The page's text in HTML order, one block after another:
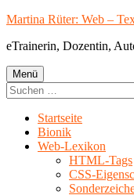
Springe
Inhalt
Martina Rüter: Web –
eTrainerin, Dozentin,
Primäres
Menü
Menü
Suchen
nach:
Startseite
Bionik
Web-Lexikon
HTML-Tags
CSS-